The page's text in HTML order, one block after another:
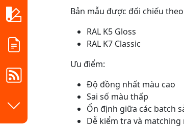
Bản mẫu được đối chiếu
RAL K5 Gloss
RAL K7 Classic
Ưu điểm:
Độ đồng nhất màu cao
Sai số màu thấp
Ổn định giữa các batch
Dễ kiểm tra và